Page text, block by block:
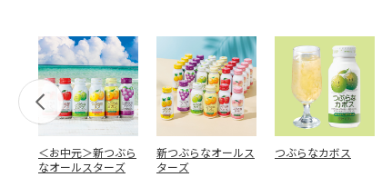
＜お中元＞新つぶら
なオールスターズ
新つぶらなオールス
ターズ
つぶらなカボス